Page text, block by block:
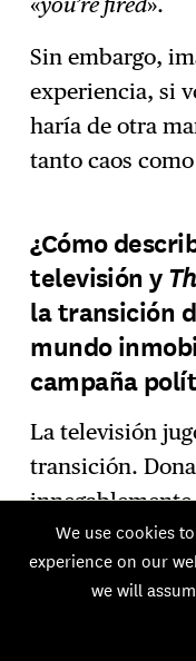
Sin embargo,
experiencia, si
haría de otra
tanto caos
¿Cómo
televisión y
la transición
mundo
campaña
La televisión
transición.
televisión;
medios de
historias a los
de conseguir
We use cookies
experience on our
we will